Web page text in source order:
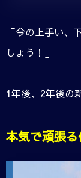
「今の上手い、
しょう！」
1年後、2年後の
本気で頑張る